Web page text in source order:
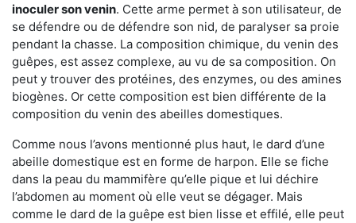
inoculer son venin. Cette arme permet à son utilisateur, de
se défendre ou de défendre son nid, de paralyser sa proie
pendant la chasse. La composition chimique, du venin des
guêpes, est assez complexe, au vu de sa composition. On
peut y trouver des protéines, des enzymes, ou des amines
biogènes. Or cette composition est bien différente de la
composition du venin des abeilles domestiques.
Comme nous l’avons mentionné plus haut, le dard d’une
abeille domestique est en forme de harpon. Elle se fiche
dans la peau du mammifère qu’elle pique et lui déchire
l’abdomen au moment où elle veut se dégager. Mais
comme le dard de la guêpe est bien lisse et effilé, elle peut